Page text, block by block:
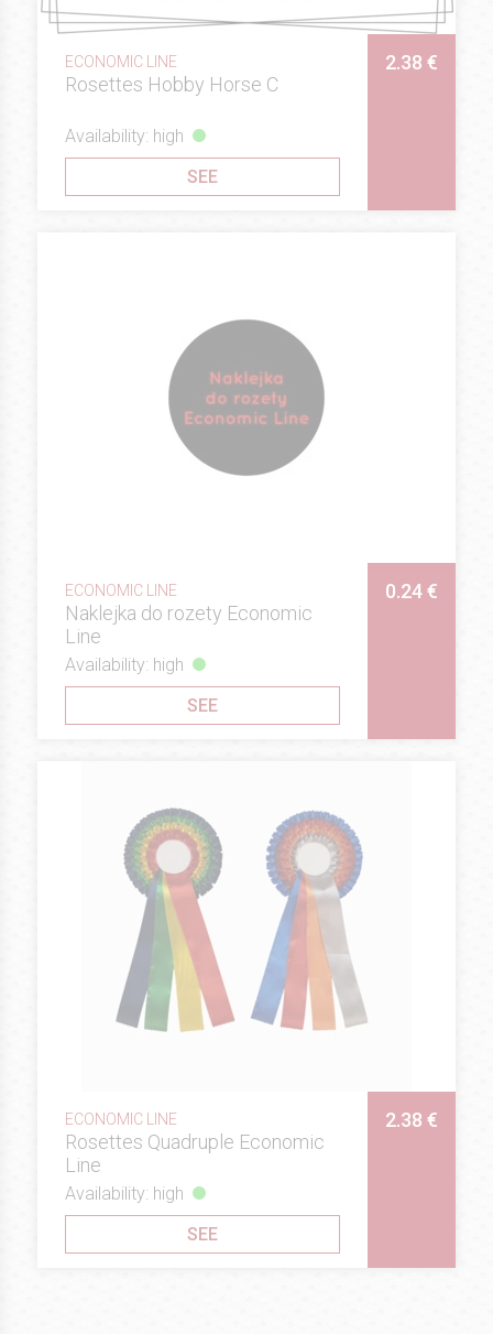
ECONOMIC LINE
Rosettes Hobby Horse C
2.38 €
Availability: high
SEE
ECONOMIC LINE
Naklejka do rozety Economic
Line
0.24 €
Availability: high
SEE
ECONOMIC LINE
Rosettes Quadruple Economic
Line
2.38 €
Availability: high
SEE